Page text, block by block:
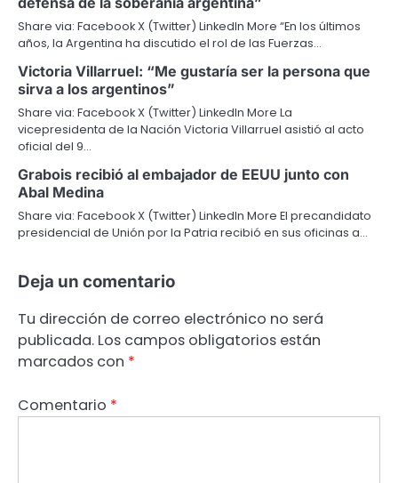
Share via: Facebook X (Twitter) LinkedIn More “En los últimos
años, la Argentina ha discutido el rol de las Fuerzas…
Victoria Villarruel: “Me gustaría ser la persona que
sirva a los argentinos”
Share via: Facebook X (Twitter) LinkedIn More La
vicepresidenta de la Nación Victoria Villarruel asistió al acto
oficial del 9…
Grabois recibió al embajador de EEUU junto con
Abal Medina
Share via: Facebook X (Twitter) LinkedIn More El precandidato
presidencial de Unión por la Patria recibió en sus oficinas a…
Deja un comentario
Tu dirección de correo electrónico no será
publicada. Los campos obligatorios están
marcados con *
Comentario *